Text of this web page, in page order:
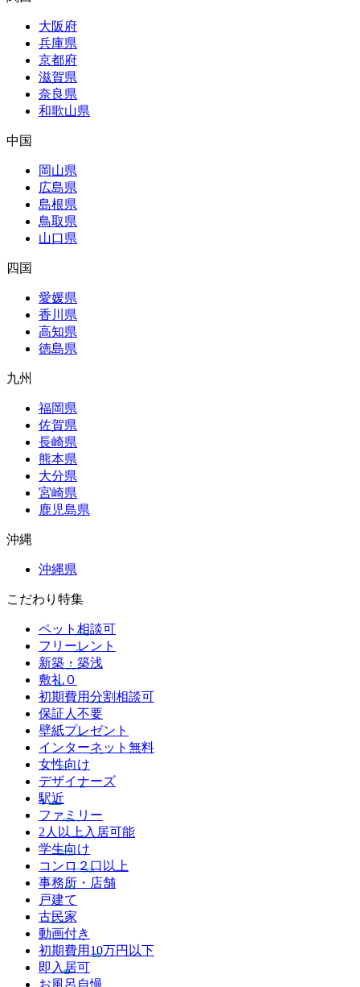
大阪府
兵庫県
京都府
滋賀県
奈良県
和歌山県
中国
岡山県
広島県
島根県
鳥取県
山口県
四国
愛媛県
香川県
高知県
徳島県
九州
福岡県
佐賀県
長崎県
熊本県
大分県
宮崎県
鹿児島県
沖縄
沖縄県
こだわり特集
ペット相談可
フリーレント
新築・築浅
敷礼０
初期費用分割相談可
保証人不要
壁紙プレゼント
インターネット無料
女性向け
デザイナーズ
駅近
ファミリー
2人以上入居可能
学生向け
コンロ２口以上
事務所・店舗
戸建て
古民家
動画付き
初期費用10万円以下
即入居可